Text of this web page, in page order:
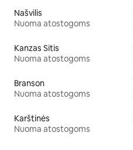
Našvilis
Nuoma atostogoms
Kanzas Sitis
Nuoma atostogoms
Branson
Nuoma atostogoms
Karštinės
Nuoma atostogoms